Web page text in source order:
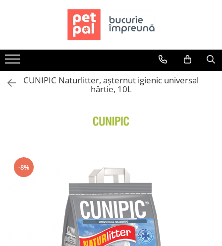
Câini
Hrană Uscată Câini
Câine Junior
Diete Veterinare Câini
Uscată
Recompense Câini
CUNIPIC Naturlitter, așternut igienic universal
hârtie, 10L
-8%